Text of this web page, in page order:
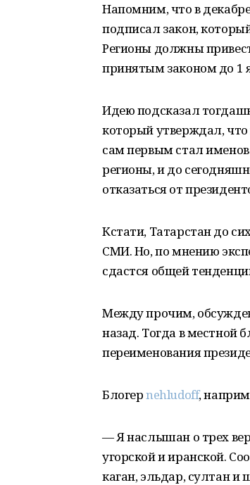
Напомним, что в
подписал закон,
Регионы должны
принятым законом до 1
Идею подсказал
который утверждал, что
сам первым стал
регионы, и до
отказаться от
Кстати, Татарстан до
СМИ. Но, по мнению
сдастся общей
Между прочим,
назад. Тогда в местной
переименования
Блогерnehludoff,
— Я наслышан о трех
угорской и иранской.
каган, эльдар, султан